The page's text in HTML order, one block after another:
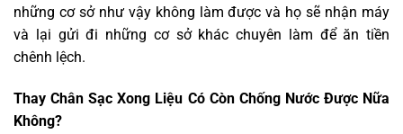
những cơ sở như vậy không làm được và họ sẽ nhận máy
và lại gửi đi những cơ sở khác chuyên làm để ăn tiền
chênh lệch.
Thay Chân Sạc Xong Liệu Có Còn Chống Nước Được Nữa
Không?